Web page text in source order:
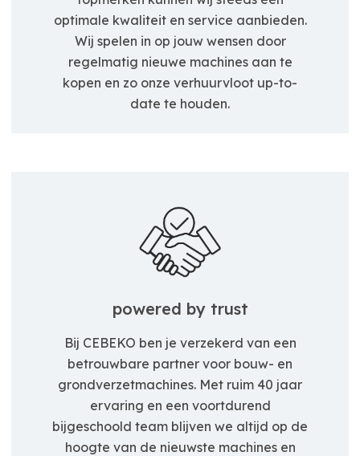
optimale kwaliteit en service aanbieden.
Wij spelen in op jouw wensen door
regelmatig nieuwe machines aan te
kopen en zo onze verhuurvloot up-to-
date te houden.
powered by trust
Bij CEBEKO ben je verzekerd van een
betrouwbare partner voor bouw- en
grondverzetmachines. Met ruim 40 jaar
ervaring en een voortdurend
bijgeschoold team blijven we altijd op de
hoogte van de nieuwste machines en